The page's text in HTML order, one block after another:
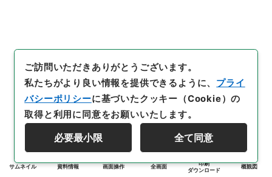
サムネイル 資料情報 画面操作 全画面
印刷
ダウンロード
概観図
ご訪問いただきありがとうございます。
私たちがより良い情報を提供できるように、 プライ
バシーポリシーに基づいたクッキー（Cookie）の
取得と利用に同意をお願いいたします。
必要最小限 全て同意